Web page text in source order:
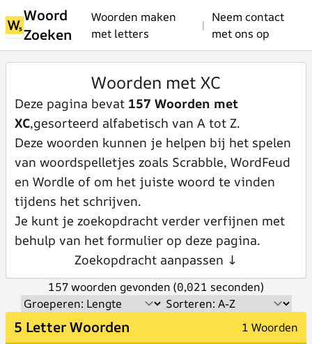
Woord
Zoeken
Woorden maken
met letters
|
Neem contact
met ons op
Woorden met XC
Deze pagina bevat 157 Woorden met
XC,gesorteerd alfabetisch van A tot Z.
Deze woorden kunnen je helpen bij het spelen
van woordspelletjes zoals Scrabble, WordFeud
en Wordle of om het juiste woord te vinden
tijdens het schrijven.
Je kunt je zoekopdracht verder verfijnen met
behulp van het formulier op deze pagina.
Zoekopdracht aanpassen ↓
157 woorden gevonden (0,021 seconden)
5 Letter Woorden 1 Woorden